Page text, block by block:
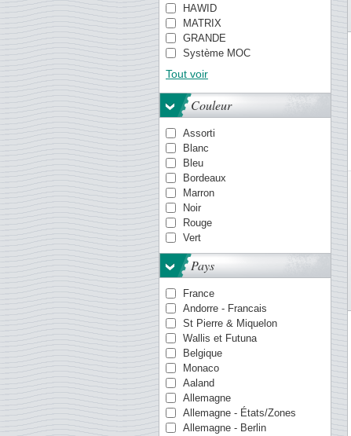
HAWID
MATRIX
GRANDE
Système MOC
TACK
PREMIUM
Système OPTIMA
Quadrum
VARIO
Système KANZLEI
Pochettes ENCAP
COMFORT
Système FOLIO
Smart
LAPE
Tout voir
Couleur
Assorti
Blanc
Bleu
Bordeaux
Marron
Noir
Rouge
Vert
Pays
France
Andorre - Francais
St Pierre & Miquelon
Wallis et Futuna
Belgique
Monaco
Aaland
Allemagne
Allemagne - États/Zones
Allemagne - Berlin